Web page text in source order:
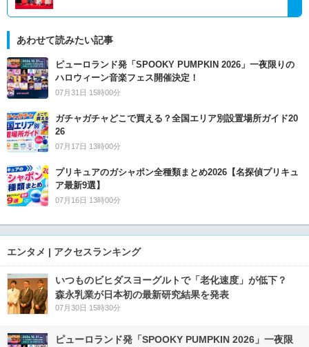
あわせて読みたい記事
ピューロランド発「SPOOKY PUMPKIN 2026」一夜限りの
ハロウィーン音楽フェス開催決定！
07月31日 15時00分
ガチャガチャどこで買える？全国エリア別設置場所ガイド20
26
07月17日 13時00分
プリキュアのガシャポン全種類まとめ2026【名探偵プリキュ
ア最新9選】
07月16日 13時00分
エンタメ | アクセスランキング
いつものビヒダスヨーグルトで「老化速度」が低下？
森永乳業が日本初の最新研究結果を発表
07月30日 15時30分
ピューロランド発「SPOOKY PUMPKIN 2026」一夜限